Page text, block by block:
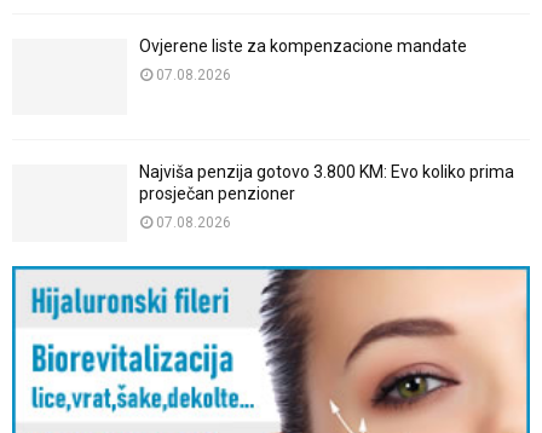
Ovjerene liste za kompenzacione mandate
07.08.2026
Najviša penzija gotovo 3.800 KM: Evo koliko prima
prosječan penzioner
07.08.2026